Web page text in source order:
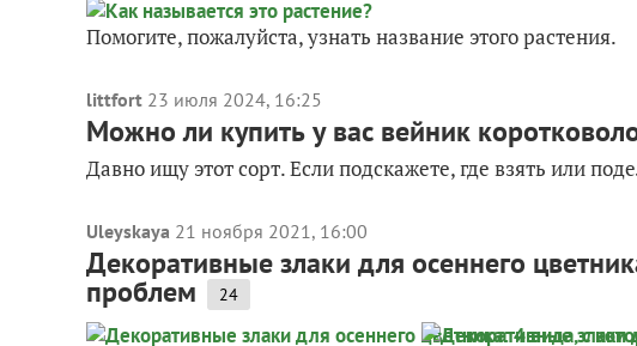
Помогите, пожалуйста, узнать название этого растения.
littfort 23 июля 2024, 16:25
Можно ли купить у вас вейник
Давно ищу этот сорт. Если подскажете, где взять или
Uleyskaya 21 ноября 2021, 16:00
Декоративные злаки для осеннего
проблем 24